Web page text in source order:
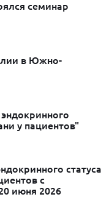
семинар
в Южно-
у пациентов"
статуса
с
июня 2026